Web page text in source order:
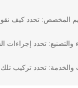
المخصص: تحدد كيف نقوم
والتصنيع: تحدد إجراءات
والخدمة: تحدد تركيب